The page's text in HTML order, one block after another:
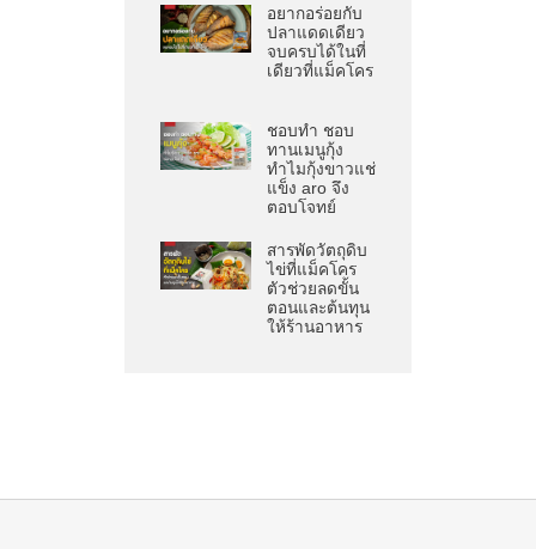
อยากอร่อยกับ
ปลาแดดเดียว
จบครบได้ในที่
เดียวที่แม็คโคร
ชอบทำ ชอบ
ทานเมนูกุ้ง
ทำไมกุ้งขาวแช่
แข็ง aro จึง
ตอบโจทย์
สารพัดวัตถุดิบ
ไข่ที่แม็คโคร
ตัวช่วยลดขั้น
ตอนและต้นทุน
ให้ร้านอาหาร